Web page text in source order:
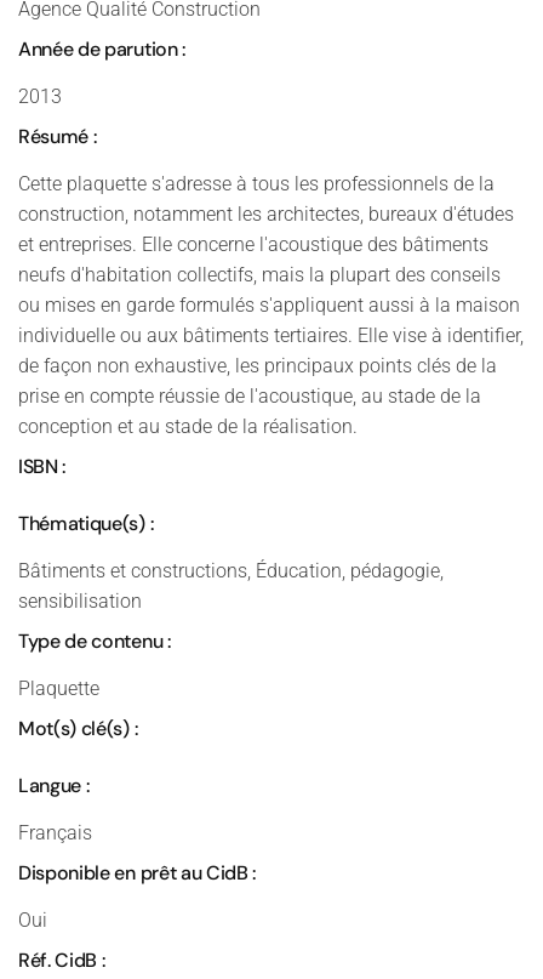
Agence Qualité Construction
Année de parution :
2013
Résumé :
Cette plaquette s'adresse à tous les professionnels de la
construction, notamment les architectes, bureaux d'études
et entreprises. Elle concerne l'acoustique des bâtiments
neufs d'habitation collectifs, mais la plupart des conseils
ou mises en garde formulés s'appliquent aussi à la maison
individuelle ou aux bâtiments tertiaires. Elle vise à identifier,
de façon non exhaustive, les principaux points clés de la
prise en compte réussie de l'acoustique, au stade de la
conception et au stade de la réalisation.
ISBN :
Thématique(s) :
Bâtiments et constructions, Éducation, pédagogie,
sensibilisation
Type de contenu :
Plaquette
Mot(s) clé(s) :
Langue :
Français
Disponible en prêt au CidB :
Oui
Réf. CidB :